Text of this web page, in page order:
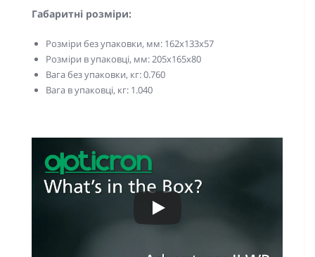
Габаритні розміри:
Розміри без упаковки, мм: 162x133х57
Розміри в упаковці, мм: 205x165х80
Вага без упаковки, кг: 0.760
Вага в упаковці, кг: 1.040